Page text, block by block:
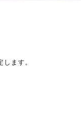
ます。